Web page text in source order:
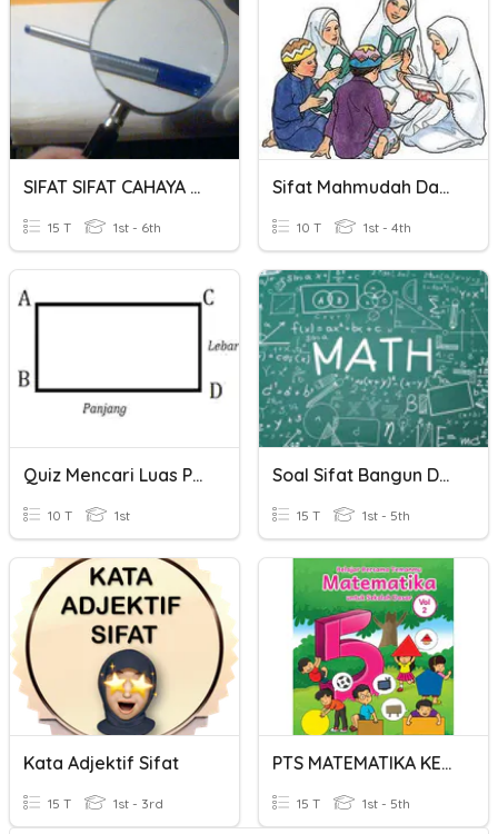
SIFAT SIFAT CAHAYA SAINS TAHUN 4
15 T 1st - 6th
Sifat Mahmudah Dan Sifat Mazmumah
10 T 1st - 4th
Quiz Mencari Luas Persegi Panjang
10 T 1st
Soal Sifat Bangun Datar Kelas 5
15 T 1st - 5th
Kata Adjektif Sifat
15 T 1st - 3rd
PTS MATEMATIKA KELAS 5 SDN 100 NANGKAE
15 T 1st - 5th